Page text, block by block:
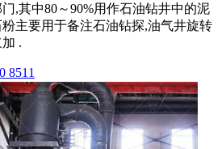
,其中80～90%用作石油钻井中的泥
主要用于备注石油钻探,油气井旋转
.
8511